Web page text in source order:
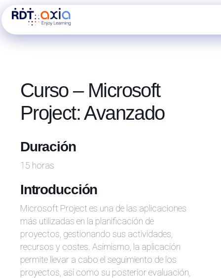
al
Curso – Microsoft
Project: Avanzado
Duración
15 horas
Introducción
Microsoft Project es una de las aplicaciones
más utilizadas en la planificación de
proyectos, gestionando sus actividades,
recursos y costes. Asimismo, la aplicación
permite llevar a cabo el seguimiento de los
proyectos, así como su posterior evaluación,